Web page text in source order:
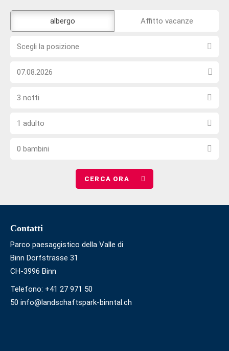
strumento
esterno
albergo Affitto vacanze
Scegli
posizione
Scegli la posizione
Scegli
data
arrivo
Seleziona
numero
notti
3 notti
Scegli
numero
1 adulto
Scegli
0 bambini
Footer
Contatti
Parco paesaggistico della Valle di
Binn Dorfstrasse 31
CH-3996 Binn
Telefono: +41 27 971 50
50 info@landschaftspark-binntal.ch